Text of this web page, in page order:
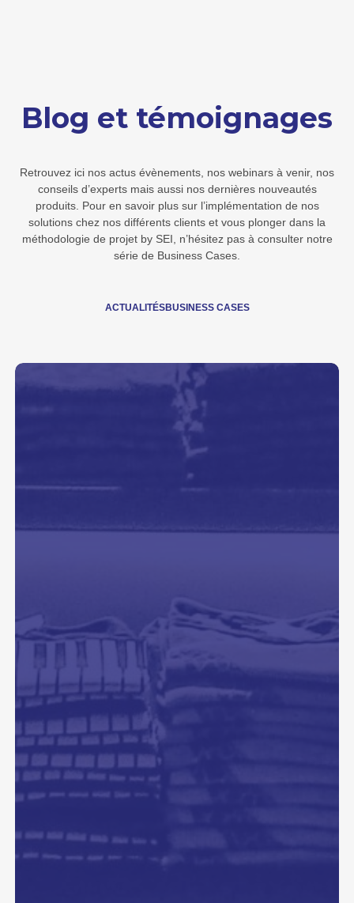
Blog et témoignages
Retrouvez ici nos actus évènements, nos webinars à venir, nos
conseils d’experts mais aussi nos dernières nouveautés
produits. Pour en savoir plus sur l’implémentation de nos
solutions chez nos différents clients et vous plonger dans la
méthodologie de projet by SEI, n’hésitez pas à consulter notre
série de Business Cases.
ACTUALITÉSBUSINESS CASES